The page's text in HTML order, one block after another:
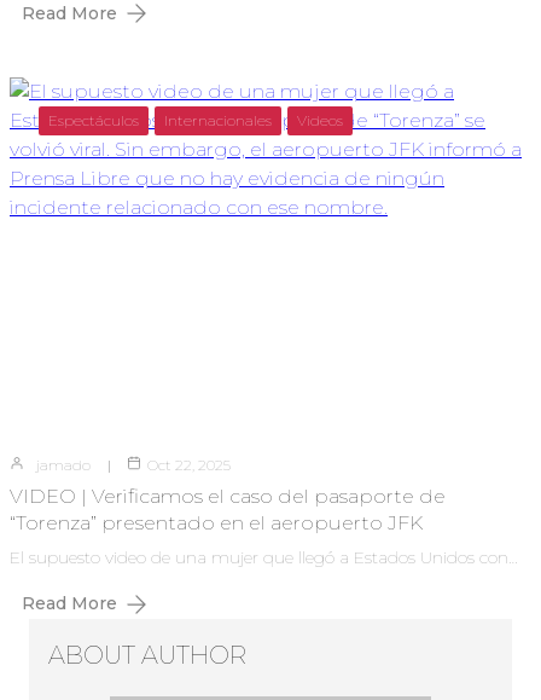
Read More
Espectáculos Internacionales Videos
jamado Oct 22, 2025
VIDEO | Verificamos el caso del pasaporte de
“Torenza” presentado en el aeropuerto JFK
El supuesto video de una mujer que llegó a Estados Unidos con…
Read More
ABOUT AUTHOR